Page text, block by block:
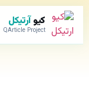
کیوآرتیکل
QArticle Project